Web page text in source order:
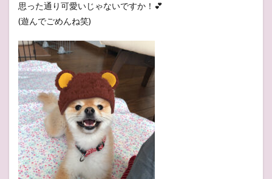
思った通り可愛いじゃないですか！💕
(遊んでごめんね笑)